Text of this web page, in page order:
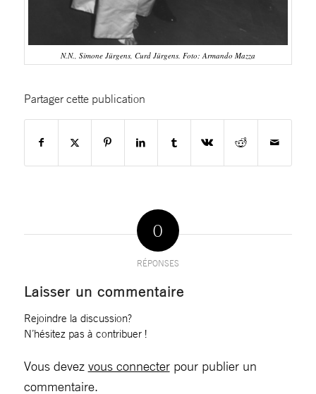
N.N., Simone Jürgens, Curd Jürgens. Foto: Armando Mazza
Partager cette publication
0
RÉPONSES
Laisser un commentaire
Rejoindre la discussion?
N’hésitez pas à contribuer !
Vous devez vous connecterpour publier un
commentaire.